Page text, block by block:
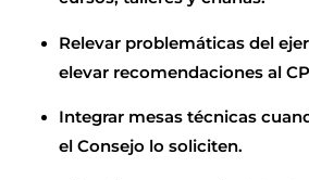
Relevar problemáticas del
elevar recomendaciones al
Integrar mesas técnicas
el Consejo lo soliciten.